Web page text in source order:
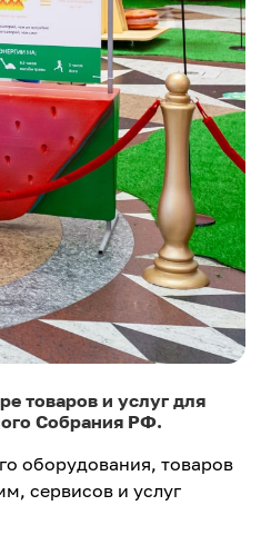
товаров и услуг для
Собрания РФ.
оборудования, товаров
сервисов и услуг